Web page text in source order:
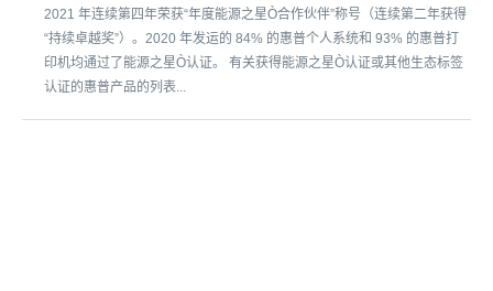
2021 年连续第四年荣获“年度能源之星Ò合作伙伴”称号（连续第二年获得
“持续卓越奖”）。2020 年发运的 84% 的惠普个人系统和 93% 的惠普打
印机均通过了能源之星Ò认证。 有关获得能源之星Ò认证或其他生态标签
认证的惠普产品的列表...